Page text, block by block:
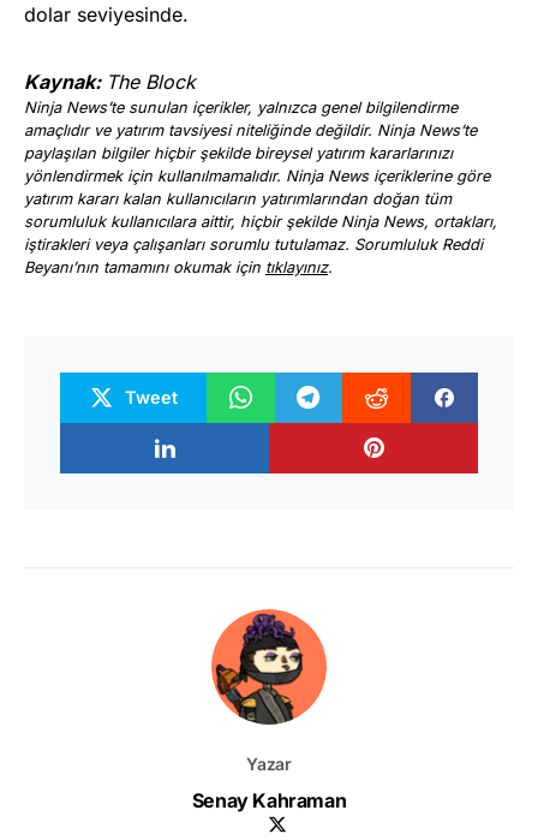
dolar seviyesinde.
Kaynak: The Block
Ninja News’te sunulan içerikler, yalnızca genel bilgilendirme
amaçlıdır ve yatırım tavsiyesi niteliğinde değildir. Ninja News’te
paylaşılan bilgiler hiçbir şekilde bireysel yatırım kararlarınızı
yönlendirmek için kullanılmamalıdır. Ninja News içeriklerine göre
yatırım kararı kalan kullanıcıların yatırımlarından doğan tüm
sorumluluk kullanıcılara aittir, hiçbir şekilde Ninja News, ortakları,
iştirakleri veya çalışanları sorumlu tutulamaz. Sorumluluk Reddi
Beyanı’nın tamamını okumak için tıklayınız.
Tweet
Yazar
Senay Kahraman